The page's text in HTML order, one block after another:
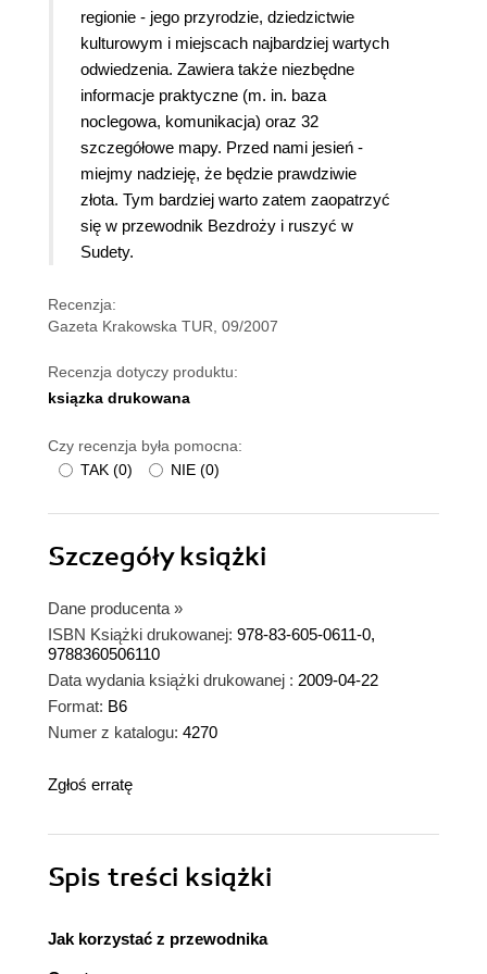
regionie - jego przyrodzie, dziedzictwie
kulturowym i miejscach najbardziej wartych
odwiedzenia. Zawiera także niezbędne
informacje praktyczne (m. in. baza
noclegowa, komunikacja) oraz 32
szczegółowe mapy. Przed nami jesień -
miejmy nadzieję, że będzie prawdziwie
złota. Tym bardziej warto zatem zaopatrzyć
się w przewodnik Bezdroży i ruszyć w
Sudety.
Recenzja:
Gazeta Krakowska TUR, 09/2007
Recenzja dotyczy produktu:
ksiązka drukowana
Czy recenzja była pomocna:
TAK (0) NIE (0)
Szczegółyksiążki
Dane producenta »
ISBN Książki drukowanej: 978-83-605-0611-0,
9788360506110
Data wydania książki drukowanej : 2009-04-22
Format: B6
Numer z katalogu: 4270
Zgłoś erratę
Spis treści książki
Jak korzystać z przewodnika